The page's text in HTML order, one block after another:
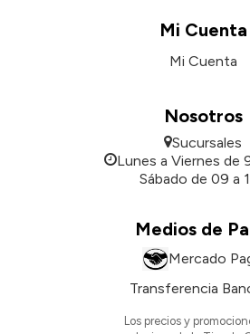
Mi Cuenta
Mi Cuenta
Nosotros
Sucursales
Lunes a Viernes de
Sábado de 09 a
Medios de
Mercado
Transferencia
Los precios y